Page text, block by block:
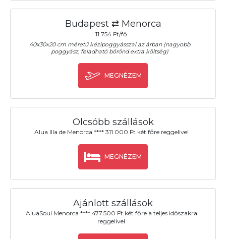
Budapest ⇄ Menorca
11.754 Ft/fő
40x30x20 cm méretű kézipoggyásszal az árban (nagyobb
poggyász, feladható bőrönd extra költség)
MEGNÉZEM
Olcsóbb szállások
Alua Illa de Menorca **** 311.000 Ft két főre reggelivel
MEGNÉZEM
Ajánlott szállások
AluaSoul Menorca **** 477.500 Ft két főre a teljes időszakra
reggelivel